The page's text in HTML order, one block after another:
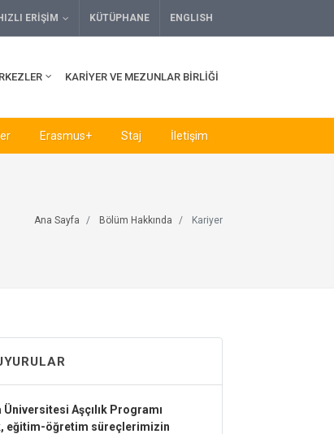
ERIŞIM KÜTÜPHANE ENGLISH
KARIYER VE MEZUNLAR BIRLIĞI
Erasmus+ Staj İletişim
Ana Sayfa Bölüm Hakkında Kariyer
Üniversitesi Aşçılık Programı
eğitim-öğretim süreçlerimizin